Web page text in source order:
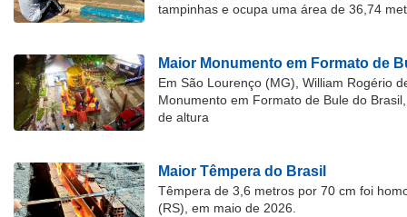
tampinhas e ocupa uma área de 36,74
Maior Monumento em Formato de
Em São Lourenço (MG), William Rogério
Monumento em Formato de Bule do
de altura
Maior Têmpera do Brasil
Têmpera de 3,6 metros por 70 cm foi
(RS), em maio de 2026.